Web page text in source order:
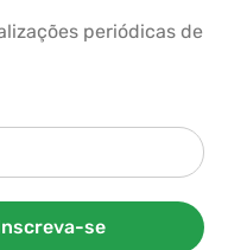
periódicas de
se